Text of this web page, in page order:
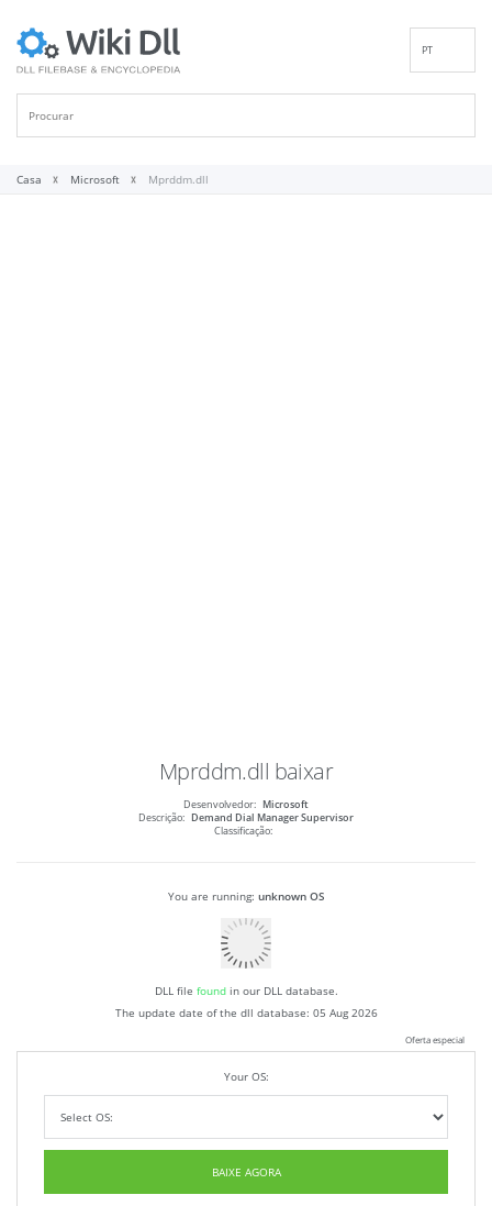
PT
Casa Microsoft Mprddm.dll
Mprddm.dll baixar
Desenvolvedor: Microsoft
Descrição: Demand Dial Manager Supervisor
Classificação:
You are running: unknown OS
DLL file foundin our DLL database.
The update date of the dll database: 05 Aug 2026
Oferta especial
Your OS:
BAIXE AGORA